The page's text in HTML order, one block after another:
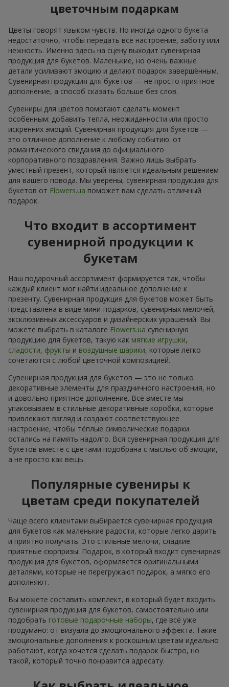
цветочным подаркам
Цветы говорят языком чувств. Но иногда одного букета
недостаточно, чтобы передать всё настроение, заботу или
нежность. Именно здесь на сцену выходит сувенирная
продукция для букетов. Маленькие, но очень важные
детали усиливают эмоцию и делают подарок завершённым.
Сувенирная продукция для букетов — не просто приятное
дополнение, а способ сказать больше без слов.
Сувениры для цветов помогают сделать момент
особенным: добавить тепла, неожиданности или просто
искренних эмоций. Сувенирная продукция для букетов —
это отличное дополнение к любому событию: от
романтического свидания до официального
корпоративного поздравления. Важно лишь выбрать
уместный презент, который является идеальным решением
для вашего повода. Мы уверены, сувенирная продукция для
букетов от Flowers.ua поможет вам сделать отличный
подарок.
Что входит в ассортимент
сувенирной продукции к
букетам
Наш подарочный ассортимент формируется так, чтобы
каждый клиент мог найти идеальное дополнение к
презенту. Сувенирная продукция для букетов может быть
представлена в виде мини-подарков, сувенирных мелочей,
эксклюзивных аксессуаров и дизайнерских украшений. Вы
можете выбрать в каталоге Flowers.ua сувенирную
продукцию для букетов, такую как мягкие игрушки,
сладости, фрукты и воздушные шарики, которые легко
сочетаются с любой цветочной композицией.
Сувенирная продукция для букетов — это не только
декоративные элементы для праздничного настроения, но
и довольно приятное дополнение. Всё вместе мы
упаковываем в стильные декоративные коробки, которые
привлекают взгляд и создают соответствующее
настроение, чтобы тёплые символические подарки
остались на память надолго. Вся сувенирная продукция для
букетов вместе с цветами подобрана с мыслью об эмоции,
а не просто как вещь.
Популярные сувениры к
цветам среди покупателей
Чаще всего клиентами выбирается сувенирная продукция
для букетов как маленькие радости, которые легко дарить
и приятно получать. Это стильные мелочи, сладкие
приятные сюрпризы. Подарок, в который входит сувенирная
продукция для букетов, оформляется оригинальными
деталями, которые не перегружают подарок, а мягко его
дополняют.
Вы можете составить комплект, в который будет входить
сувенирная продукция для букетов, самостоятельно или
подобрать готовые подарочные наборы, где всё уже
продумано: от визуала до эмоционального эффекта. Такие
эмоциональные дополнения к роскошным цветам идеально
работают, когда хочется сделать подарок быстро, но
такой, который точно понравится адресату.